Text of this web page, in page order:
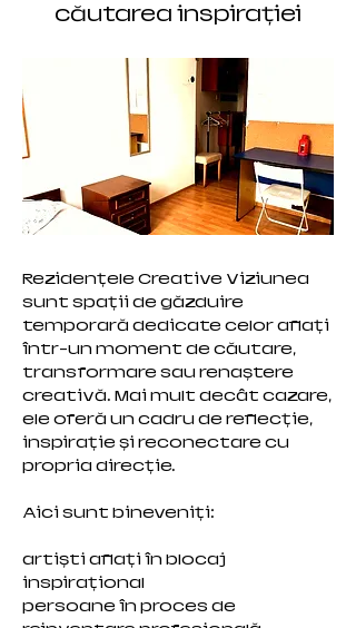
căutarea inspirației
Rezidențele Creative Viziunea
sunt spații de găzduire
temporară dedicate celor aflați
într-un moment de căutare,
transformare sau renaștere
creativă. Mai mult decât cazare,
ele oferă un cadru de reflecție,
inspirație și reconectare cu
propria direcție.
Aici sunt bineveniți:
artiști aflați în blocaj
inspirațional
persoane în proces de